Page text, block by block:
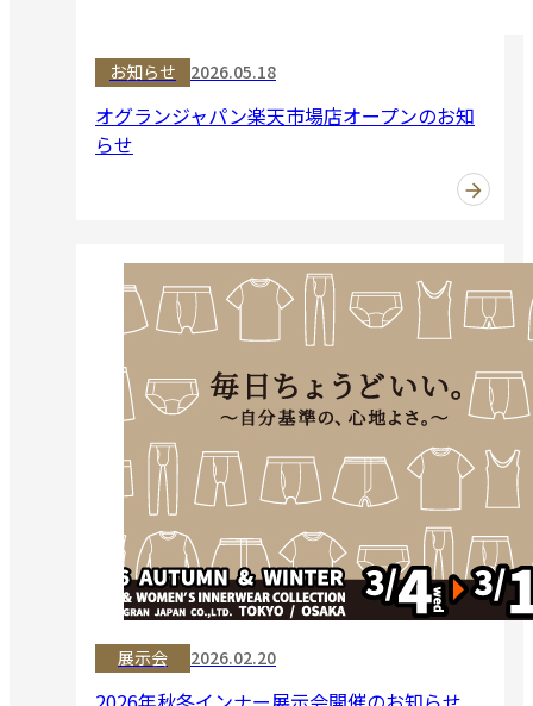
お知らせ 2026.05.18
オグランジャパン楽天市場店オープンのお知
らせ
展示会 2026.02.20